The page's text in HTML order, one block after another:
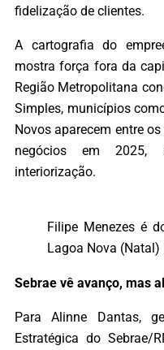
fidelização de clientes.
A cartografia do
mostra força fora da
Região Metropolitana
Simples, municípios
Novos aparecem entre
negócios em 2025,
interiorização.
Filipe Menezes é
Lagoa Nova (Natal)
Sebrae vê avanço, mas
Para Alinne Dantas,
Estratégica do Sebrae/